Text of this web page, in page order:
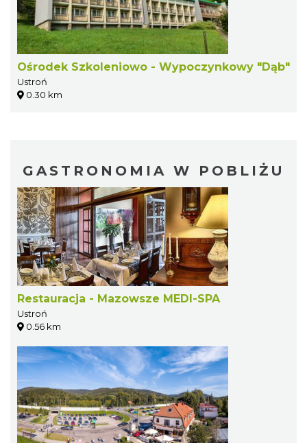
Ośrodek Szkoleniowo - Wypoczynkowy "Dąb"
Ustroń
0.30 km
GASTRONOMIA W POBLIŻU
Restauracja - Mazowsze MEDI-SPA
Ustroń
0.56 km